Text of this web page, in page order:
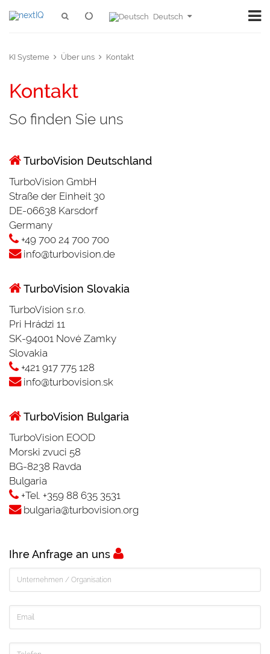
Deutsch
KI Systeme Über uns Kontakt
Kontakt
So finden Sie uns
TurboVision Deutschland
TurboVision GmbH
Straße der Einheit 30
DE-06638 Karsdorf
Germany
+49 700 24 700 700
info@turbovision.de
TurboVision Slovakia
TurboVision s.r.o.
Pri Hrádzi 11
SK-94001 Nové Zamky
Slovakia
+421 917 775 128
info@turbovision.sk
TurboVision Bulgaria
TurboVision EOOD
Morski zvuci 58
BG-8238 Ravda
Bulgaria
+Tel. +359 88 635 3531
bulgaria@turbovision.org
Ihre Anfrage an uns